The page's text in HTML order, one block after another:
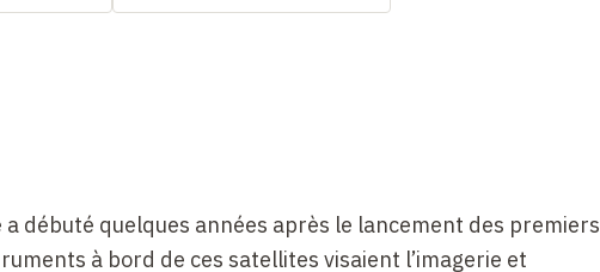
débuté quelques années après le lancement des premiers
à bord de ces satellites visaient l’imagerie et